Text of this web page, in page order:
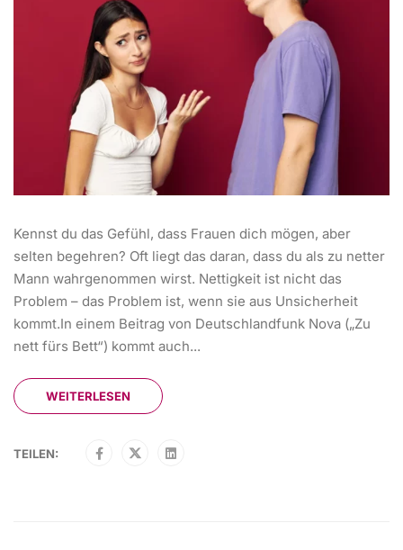
Kennst du das Gefühl, dass Frauen dich mögen, aber
selten begehren? Oft liegt das daran, dass du als zu netter
Mann wahrgenommen wirst. Nettigkeit ist nicht das
Problem – das Problem ist, wenn sie aus Unsicherheit
kommt.In einem Beitrag von Deutschlandfunk Nova („Zu
nett fürs Bett“) kommt auch...
WEITERLESEN
TEILEN: